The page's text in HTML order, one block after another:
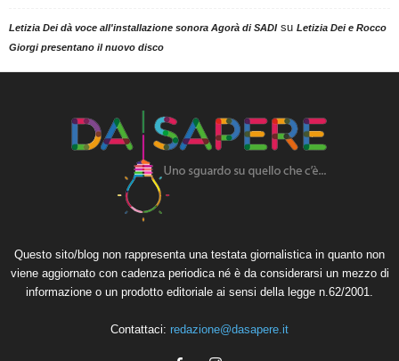
Letizia Dei dà voce all'installazione sonora Agorà di SADIsu Letizia Dei e Rocco
Giorgi presentano il nuovo disco
Questo sito/blog non rappresenta una testata giornalistica in quanto non
viene aggiornato con cadenza periodica né è da considerarsi un mezzo di
informazione o un prodotto editoriale ai sensi della legge n.62/2001.
Contattaci: redazione@dasapere.it